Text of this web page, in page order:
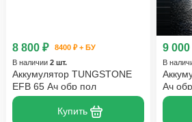
8 800 ₽
8400 ₽ + БУ
В наличии 2 шт.
Аккумулятор TUNGSTONE
EFB 65 Ач обр пол
Купить
9 000
В
Ач